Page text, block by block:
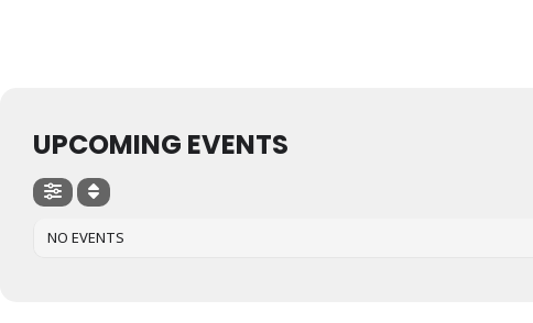
UPCOMING EVENTS
NO EVENTS